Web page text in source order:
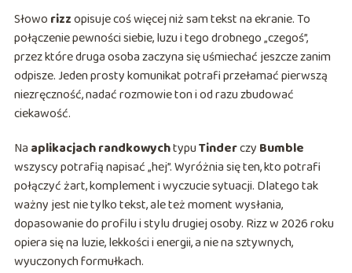
Słowo rizzopisuje coś więcej niż sam tekst na ekranie. To
połączenie pewności siebie, luzu i tego drobnego „czegoś”,
przez które druga osoba zaczyna się uśmiechać jeszcze zanim
odpisze. Jeden prosty komunikat potrafi przełamać pierwszą
niezręczność, nadać rozmowie ton i od razu zbudować
ciekawość.
Na aplikacjach randkowychtypuTinderczy Bumble
wszyscy potrafią napisać „hej”. Wyróżnia się ten, kto potrafi
połączyć żart, komplement i wyczucie sytuacji. Dlatego tak
ważny jest nie tylko tekst, ale też moment wysłania,
dopasowanie do profilu i stylu drugiej osoby. Rizz w 2026 roku
opiera się na luzie, lekkości i energii, a nie na sztywnych,
wyuczonych formułkach.